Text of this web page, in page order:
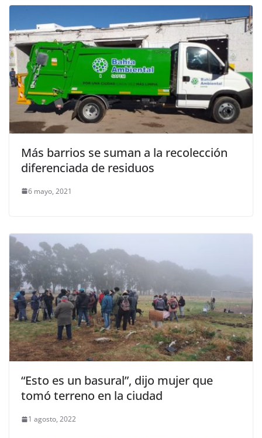
Más barrios se suman a la recolección
diferenciada de residuos
6 mayo, 2021
“Esto es un basural”, dijo mujer que
tomó terreno en la ciudad
1 agosto, 2022